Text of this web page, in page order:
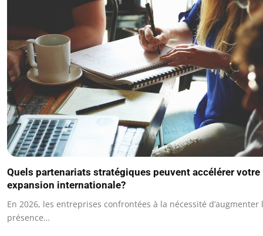
Quels partenariats stratégiques peuvent accélérer votre
expansion internationale?
En 2026, les entreprises confrontées à la nécessité d’augmenter
présence…